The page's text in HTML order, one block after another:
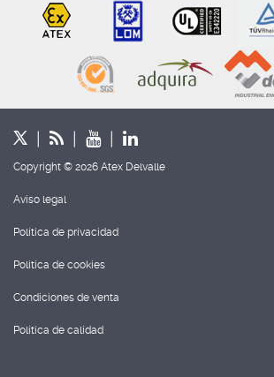
Copyright © 2026 Atex Delvalle
Aviso legal
Política de privacidad
Política de cookies
Condiciones de venta
Política de calidad